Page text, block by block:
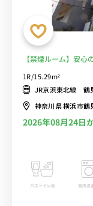
【禁煙ルーム】安
京急本線など複数路
クセス■選べるWi-Fi
1R/15.29m²
JR京浜東北線 鶴
神奈川県 横浜市鶴
2026年08月24日
バストイレ別 室内洗